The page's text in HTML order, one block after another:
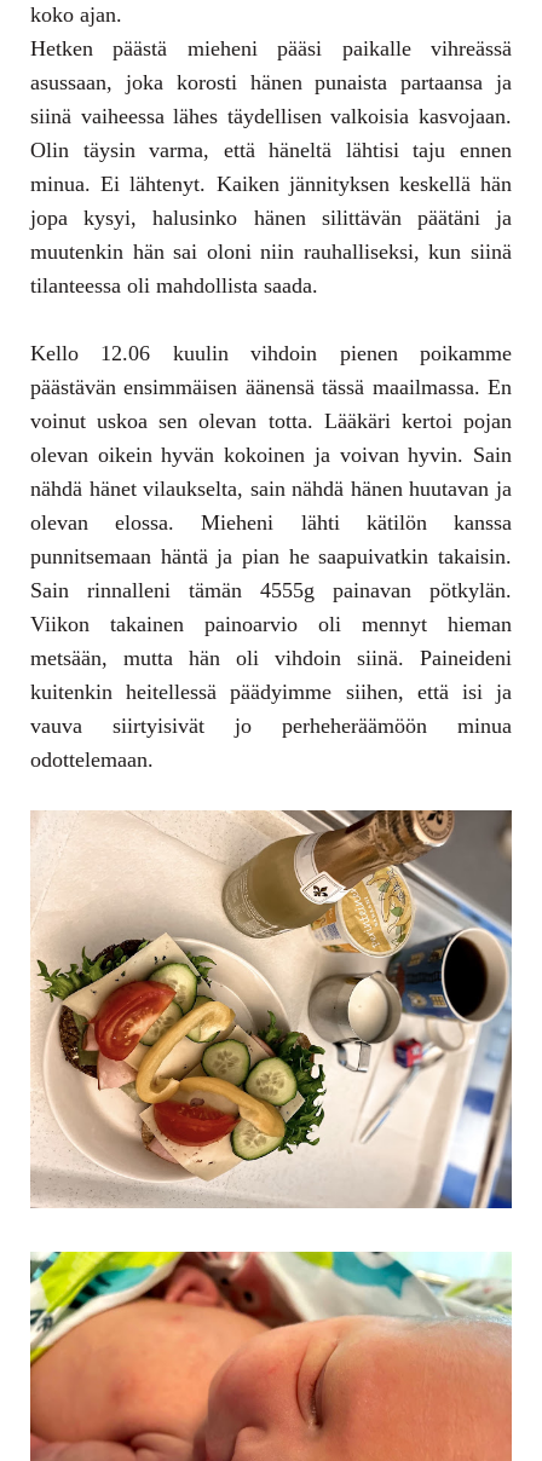
koko ajan.
Hetken päästä mieheni pääsi paikalle vihreässä
asussaan, joka korosti hänen punaista partaansa ja
siinä vaiheessa lähes täydellisen valkoisia kasvojaan.
Olin täysin varma, että häneltä lähtisi taju ennen
minua. Ei lähtenyt. Kaiken jännityksen keskellä hän
jopa kysyi, halusinko hänen silittävän päätäni ja
muutenkin hän sai oloni niin rauhalliseksi, kun siinä
tilanteessa oli mahdollista saada.
Kello 12.06 kuulin vihdoin pienen poikamme
päästävän ensimmäisen äänensä tässä maailmassa. En
voinut uskoa sen olevan totta. Lääkäri kertoi pojan
olevan oikein hyvän kokoinen ja voivan hyvin. Sain
nähdä hänet vilaukselta, sain nähdä hänen huutavan ja
olevan elossa. Mieheni lähti kätilön kanssa
punnitsemaan häntä ja pian he saapuivatkin takaisin.
Sain rinnalleni tämän 4555g painavan pötkylän.
Viikon takainen painoarvio oli mennyt hieman
metsään, mutta hän oli vihdoin siinä. Paineideni
kuitenkin heitellessä päädyimme siihen, että isi ja
vauva siirtyisivät jo perheheräämöön minua
odottelemaan.